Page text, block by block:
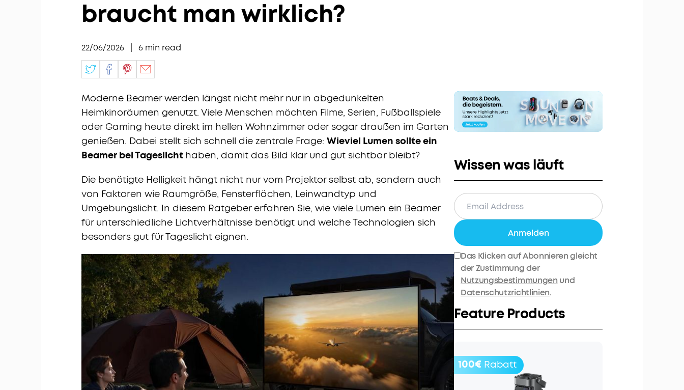
braucht man wirklich?
22/06/2026 6 min read
Moderne Beamer werden längst nicht mehr nur in abgedunkelten
Heimkinoräumen genutzt. Viele Menschen möchten Filme, Serien, Fußballspiele
oder Gaming heute direkt im hellen Wohnzimmer oder sogar draußen im Garten
genießen. Dabei stellt sich schnell die zentrale Frage: Wieviel Lumen sollte ein
Beamer bei Tageslicht haben, damit das Bild klar und gut sichtbar bleibt?
Die benötigte Helligkeit hängt nicht nur vom Projektor selbst ab, sondern auch
von Faktoren wie Raumgröße, Fensterflächen, Leinwandtyp und
Umgebungslicht. In diesem Ratgeber erfahren Sie, wie viele Lumen ein Beamer
für unterschiedliche Lichtverhältnisse benötigt und welche Technologien sich
besonders gut für Tageslicht eignen.
Wissen was läuft
Anmelden
Das Klicken auf Abonnieren gleicht
der Zustimmung der
Nutzungsbestimmungen und
Datenschutzrichtlinien.
Feature Products
100€ Rabatt